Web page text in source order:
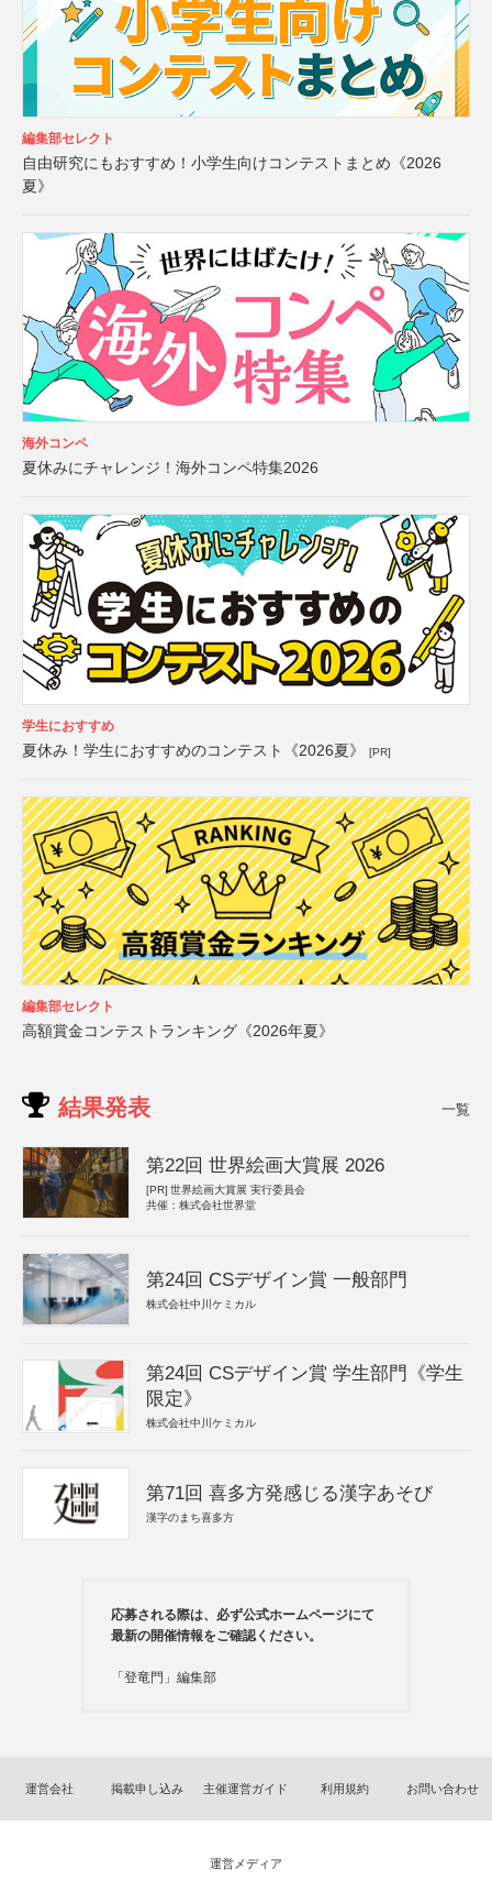
編集部セレクト
自由研究にもおすすめ！小学生向けコンテストまとめ《2026
夏》
海外コンペ
夏休みにチャレンジ！海外コンペ特集2026
学生におすすめ
夏休み！学生におすすめのコンテスト《2026夏》 [PR]
編集部セレクト
高額賞金コンテストランキング《2026年夏》
結果発表 一覧
第22回 世界絵画大賞展 2026
[PR] 世界絵画大賞展 実行委員会
共催：株式会社世界堂
第24回 CSデザイン賞 一般部門
株式会社中川ケミカル
第24回 CSデザイン賞 学生部門《学生
限定》
株式会社中川ケミカル
第71回 喜多方発感じる漢字あそび
漢字のまち喜多方
応募される際は、必ず公式ホームページにて
最新の開催情報をご確認ください。
「登竜門」編集部
運営会社 掲載申し込み 主催運営ガイド 利用規約 お問い合わせ
運営メディア